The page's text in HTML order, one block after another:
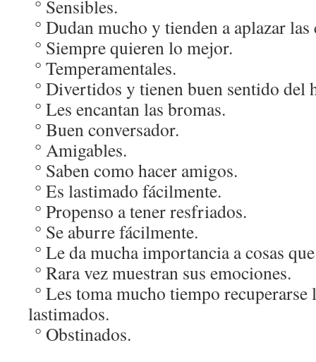
° Sensibles.
° Dudan mucho y tienden a aplazar las
° Siempre quieren lo mejor.
° Temperamentales.
° Divertidos y tienen buen sentido del
° Les encantan las bromas.
° Buen conversador.
° Amigables.
° Saben como hacer amigos.
° Es lastimado fácilmente.
° Propenso a tener resfriados.
° Se aburre fácilmente.
° Le da mucha importancia a cosas
° Rara vez muestran sus emociones.
° Les toma mucho tiempo recuperarse
lastimados.
° Obstinados.